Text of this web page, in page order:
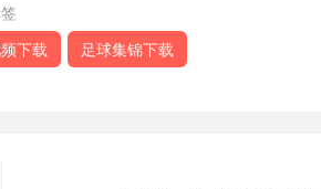
下载 足球集锦下载